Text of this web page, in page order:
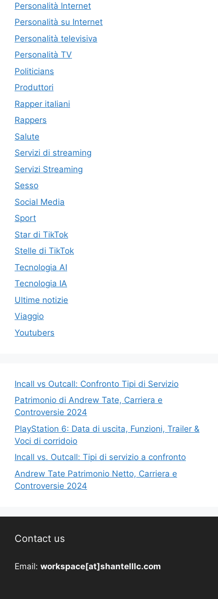
Personalità Internet
Personalità su Internet
Personalità televisiva
Personalità TV
Politicians
Produttori
Rapper italiani
Rappers
Salute
Servizi di streaming
Servizi Streaming
Sesso
Social Media
Sport
Star di TikTok
Stelle di TikTok
Tecnologia AI
Tecnologia IA
Ultime notizie
Viaggio
Youtubers
Incall vs Outcall: Confronto Tipi di Servizio
Patrimonio di Andrew Tate, Carriera e
Controversie 2024
PlayStation 6: Data di uscita, Funzioni, Trailer &
Voci di corridoio
Incall vs. Outcall: Tipi di servizio a confronto
Andrew Tate Patrimonio Netto, Carriera e
Controversie 2024
Contact us
Email: workspace[at]shantelllc.com